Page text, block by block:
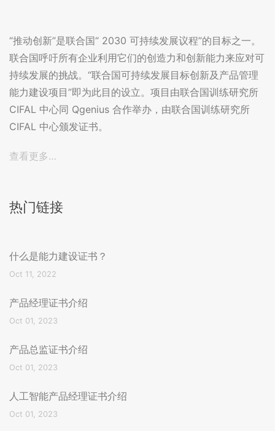
“推动创新”是联合国“ 2030 可持续发展议程”的目标之一。
联合国呼吁所有企业利用它们的创造力和创新能力来应对可
持续发展的挑战。“联合国可持续发展目标创新及产品管理
能力建设项目”即为此目的设立。项目由联合国训练研究所
CIFAL 中心同 Qgenius 合作举办，由联合国训练研究所
CIFAL 中心颁发证书。
查看更多…
热门链接
什么是能力建设证书？
Oct 11, 2022
产品经理证书介绍
Oct 01, 2023
产品总监证书介绍
Oct 01, 2023
人工智能产品经理证书介绍
Oct 01, 2023